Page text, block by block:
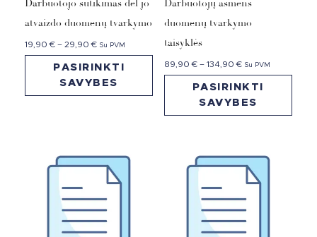
Darbuotojo sutikimas dėl jo
atvaizdo duomenų tvarkymo
19,90€ – 29,90€ Su PVM
PASIRINKTI
SAVYBES
Darbuotojų asmens
duomenų tvarkymo
taisyklės
89,90€ – 134,90€ Su PVM
PASIRINKTI
SAVYBES